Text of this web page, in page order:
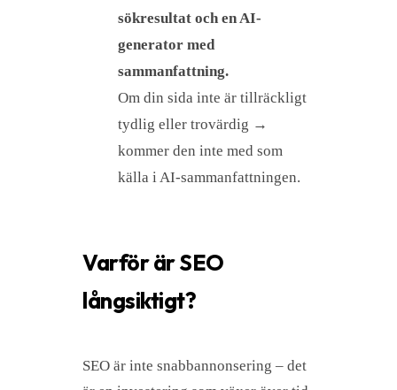
sökresultat och en AI-
generator med
sammanfattning.
Om din sida inte är tillräckligt
tydlig eller trovärdig →
kommer den inte med som
källa i AI-sammanfattningen.
Varför är SEO
långsiktigt?
SEO är inte snabbannonsering – det